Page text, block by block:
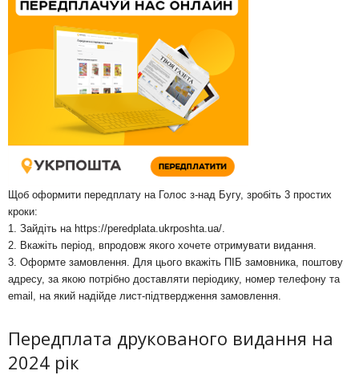
Щоб оформити передплату на Голос з-над Бугу, зробіть 3 простих
кроки:
1. Зайдіть на https://peredplata.ukrposhta.ua/
2. Вкажіть період, впродовж якого хочете отримувати видання.
3. Оформте замовлення. Для цього вкажіть ПІБ замовника, поштову
адресу, за якою потрібно доставляти періодику, номер телефону та
email, на який надійде лист-підтвердження замовлення.
Передплата друкованого видання на
2024 рік